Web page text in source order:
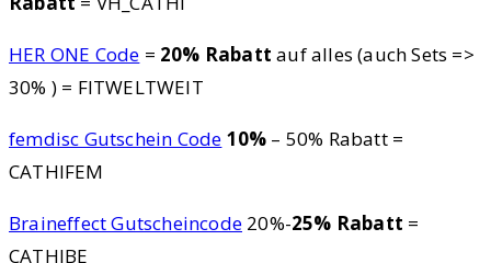
HER ONE Code = 20% Rabatt auf alles (auch Sets =>
30% ) = FITWELTWEIT
femdisc Gutschein Code 10% – 50% Rabatt =
CATHIFEM
Braineffect Gutscheincode 20%-25% Rabatt =
CATHIBE